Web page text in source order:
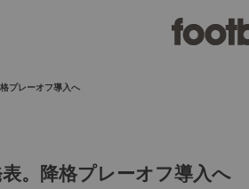
プレーオフ導入へ
。降格プレーオフ導入へ